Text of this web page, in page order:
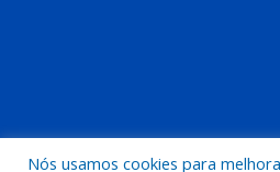
Nós usamos cookies para